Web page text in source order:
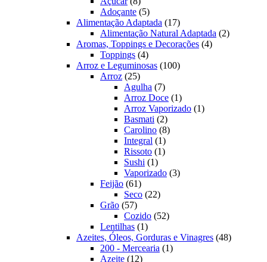
produtos
Adoçante 55
produtos
Alimentação Adaptada 1717
produtos
Alimentação Natural Adaptada 22
Aromas, Toppings e Decorações 44
Toppings 44
produtos
Arroz e Leguminosas 100100
Arroz 2525
produtos
Agulha 77
produtos
Arroz Doce 11
produto
Arroz Vaporizado 11
Basmati 22
produtos
Carolino 88
Integral 11
produto
Rissoto 11
Sushi 11
produto
Vaporizado 33
Feijão 6161
produtos
Seco 2222
Grão 5757
produtos
Cozido 5252
Lentilhas 11
produto
Azeites, Óleos, Gorduras e Vinagres 4848
200 - Mercearia 11
Azeite 1212